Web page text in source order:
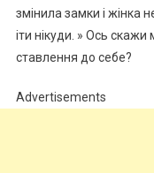
змінила замки і жінка
іти нікуди. » Ось скажи
ставлення до себе?
Advertisements